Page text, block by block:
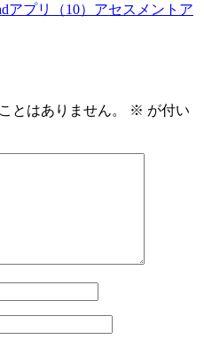
アプリ（10）アセスメントア
とはありません。 ※ が付い